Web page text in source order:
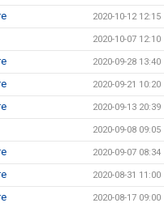
2020-10-12 12:15
2020-10-07 12:10
2020-09-28 13:40
2020-09-21 10:20
2020-09-13 20:39
2020-09-08 09:05
2020-09-07 08:34
2020-08-31 11:00
2020-08-17 09:00